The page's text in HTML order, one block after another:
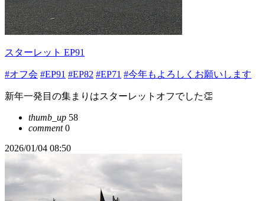
スターレット EP91
#オフ会 #EP91 #EP82 #EP71 #今年もよろしくお願いします
新年一発目の集まりはスターレットオフでした👏
thumb_up 58
comment0
2026/01/04 08:50